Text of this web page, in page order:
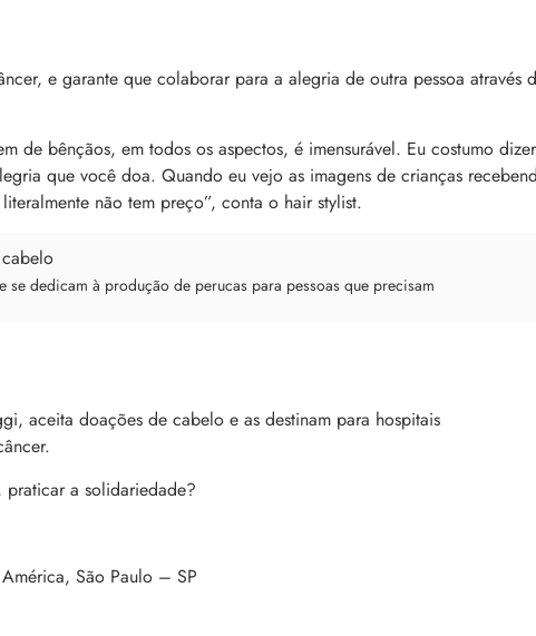
e garante que colaborar para a alegria de outra pessoa através
de bênçãos, em todos os aspectos, é imensurável. Eu costumo dizer
que você doa. Quando eu vejo as imagens de crianças
não tem preço”, conta o hair stylist.
se dedicam à produção de perucas para pessoas que precisam
aceita doações de cabelo e as destinam para hospitais
praticar a solidariedade?
São Paulo – SP